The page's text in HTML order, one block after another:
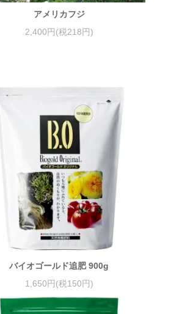
アメリカフジ
2,400円(税218円)
バイオゴールド追肥 900g
1,650円(税150円)